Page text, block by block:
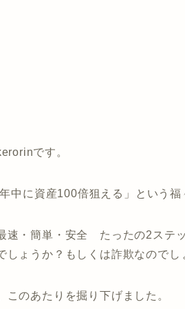
です。
中に資産100倍狙える」 という福
速・簡単・安全 たったの2ステ
しょうか？もしくは詐欺なのでし
このあたりを掘り下げました。